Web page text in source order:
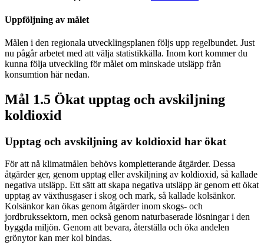
Uppföljning av målet
Målen i den regionala utvecklingsplanen följs upp regelbundet. Just
nu pågår arbetet med att välja statistikkälla. Inom kort kommer du
kunna följa utveckling för målet om minskade utsläpp från
konsumtion här nedan.
Mål 1.5 Ökat upptag och avskiljning
koldioxid
Upptag och avskiljning av koldioxid har ökat
För att nå klimatmålen behövs kompletterande åtgärder. Dessa
åtgärder ger, genom upptag eller avskiljning av koldioxid, så kallade
negativa utsläpp. Ett sätt att skapa negativa utsläpp är genom ett ökat
upptag av växthusgaser i skog och mark, så kallade kolsänkor.
Kolsänkor kan ökas genom åtgärder inom skogs- och
jordbrukssektorn, men också genom natur­baserade lösningar i den
byggda miljön. Genom att bevara, återställa och öka andelen
grönytor kan mer kol bindas.